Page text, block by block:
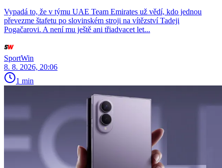
Vypadá to, že v týmu UAE Team Emirates už vědí, kdo jednou
převezme štafetu po slovinském stroji na vítězství Tadeji
Pogačarovi. A není mu ještě ani třiadvacet let...
SportWin
8. 8. 2026, 20:06
1 min